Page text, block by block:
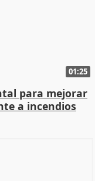
01:25
para mejorar
a incendios